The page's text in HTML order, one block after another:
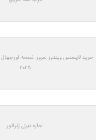
2025
اجاره دیزل ژنراتور